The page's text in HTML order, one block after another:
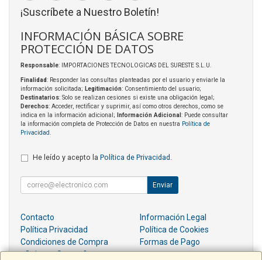
¡Suscríbete a Nuestro Boletín!
INFORMACIÓN BÁSICA SOBRE
PROTECCIÓN DE DATOS
Responsable: IMPORTACIONES TECNOLOGICAS DEL SURESTE S.L.U.
Finalidad: Responder las consultas planteadas por el usuario y enviarle la
información solicitada; Legitimación: Consentimiento del usuario;
Destinatarios: Solo se realizan cesiones si existe una obligación legal;
Derechos: Acceder, rectificar y suprimir, así como otros derechos, como se
indica en la información adicional;
Información Adicional : Puede consultar
la información completa de Protección de Datos en nuestra Política de
Privacidad
He leído y acepto la Política de Privacidad
Enviar
Contacto
Información Legal
Política Privacidad
Política de Cookies
Condiciones de Compra
Formas de Pago
¿Quienes Somos?